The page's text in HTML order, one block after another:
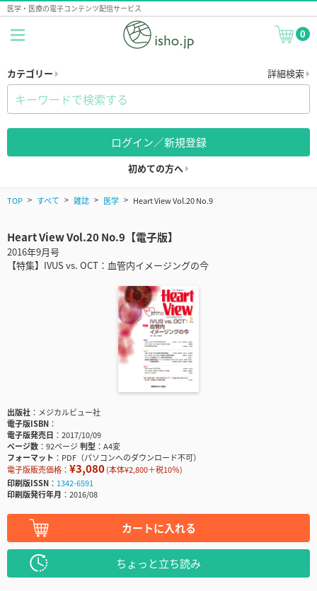
医学・医療の電子コンテンツ配信サービス
0
カテゴリー 詳細検索
ログイン／新規登録
初めての方へ
TOP すべて 雑誌 医学 Heart View Vol.20 No.9
Heart View Vol.20 No.9【電子版】
2016年9月号
【特集】IVUS vs. OCT：血管内イメージングの今
出版社
メジカルビュー社
電子版ISBN
電子版発売日
2017/10/09
ページ数
92ページ判型
A4変
フォーマット
PDF（パソコンへのダウンロード不可）
電子版販売価格： ¥3,080(本体¥2,800＋税10％)
印刷版ISSN
1342-6591
印刷版発行年月
2016/08
カートに入れる
ちょっと立ち読み